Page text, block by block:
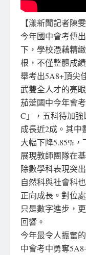
【漾新聞記者陳
今年國中會考傳
下，學校憑藉精
根，不僅整體成
舉考出5A8+頂尖
武雙全人才的亮
茄萣國中今年會
C」，五科待加
成長近2成。其中
大幅下降5.85%，
展現教師團隊在
除數學科表現突
自然科與社會科
正向成長。對位
只是數字進步，
回響。
今年最令人振奮
中會考中勇奪